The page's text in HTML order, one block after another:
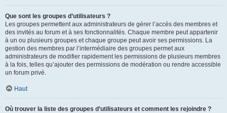
Que sont les groupes d’utilisateurs ?
Les groupes permettent aux administrateurs de gérer l’accès des membres et
des invités au forum et à ses fonctionnalités. Chaque membre peut appartenir
à un ou plusieurs groupes et chaque groupe peut avoir ses permissions. La
gestion des membres par l’intermédiaire des groupes permet aux
administrateurs de modifier rapidement les permissions de plusieurs membres
à la fois, telles qu’ajouter des permissions de modération ou rendre accessible
un forum privé.
Haut
Où trouver la liste des groupes d’utilisateurs et comment les rejoindre ?